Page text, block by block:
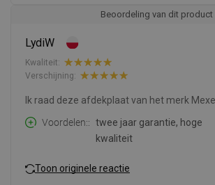
Beoordeling van dit product
LydiW
Kwaliteit:
Verschijning:
Ik raad deze afdekplaat van het merk
Voordelen:
twee jaar garantie, hoge
kwaliteit
Toon originele reactie